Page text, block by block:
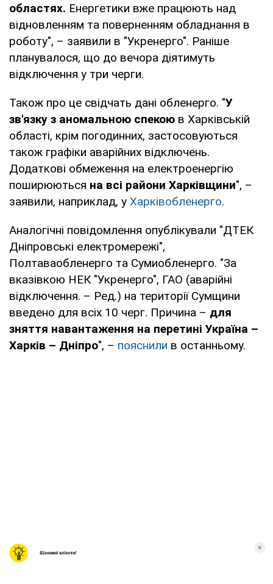
областях. Енергетики вже працюють над
відновленням та поверненням обладнання в
роботу", – заявили в "Укренерго". Раніше
планувалося, що до вечора діятимуть
відключення у три черги.
Також про це свідчать дані обленерго. "У
зв'язку з аномальною спекою в Харківській
області, крім погодинних, застосовуються
також графіки аварійних відключень.
Додаткові обмеження на електроенергію
поширюються на всі райони Харківщини", –
заявили, наприклад, у Харківобленерго.
Аналогічні повідомлення опублікували "ДТЕК
Дніпровські електромережі",
Полтаваобленерго та Сумиобленерго. "За
вказівкою НЕК "Укренерго", ГАО (аварійні
відключення. – Ред.) на території Сумщини
введено для всіх 10 черг. Причина – для
зняття навантаження на перетині Україна –
Харків – Дніпро", – пояснили в останньому.